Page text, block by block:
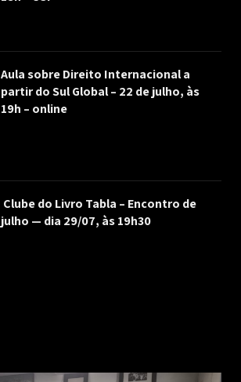
Aula sobre Direito Internacional a
partir do Sul Global – 22 de julho, às
19h – online
Clube do Livro Tabla – Encontro de
julho — dia 29/07, às 19h30